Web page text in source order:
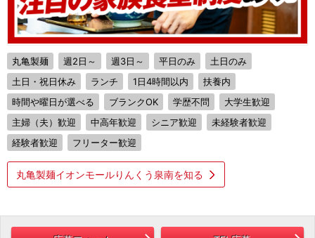
丸亀製麺 週2日～ 週3日～ 平日のみ
土日のみ
土日・祝日休み
ランチ 1日4時間以内
扶養内
時間や曜日が選べる
ブランクOK 学歴不問
大学生歓迎
主婦（夫）歓迎
中高年歓迎 シニア歓迎
未経験者歓迎
経験者歓迎
フリーター歓迎
丸亀製麺イオンモールりんくう泉南を知る